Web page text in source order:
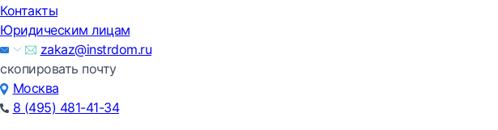
Контакты
Юридическим лицам
zakaz@instrdom.ru
скопировать почту
Москва
8 (495) 481-41-34